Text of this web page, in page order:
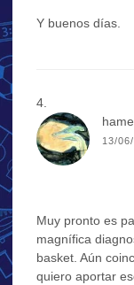
Y buenos días.
13/
Muy pronto es
magnífica
basket. Aún
quiero aportar